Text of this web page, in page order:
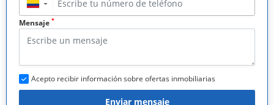
▼
Mensaje *
Acepto recibir información sobre ofertas inmobiliarias
Enviar mensaje